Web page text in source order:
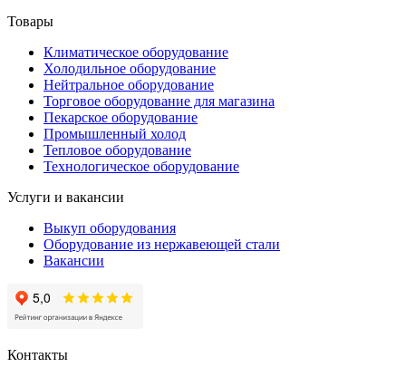
Товары
Климатическое оборудование
Холодильное оборудование
Нейтральное оборудование
Торговое оборудование для магазина
Пекарское оборудование
Промышленный холод
Тепловое оборудование
Технологическое оборудование
Услуги и вакансии
Выкуп оборудования
Оборудование из нержавеющей стали
Вакансии
Контакты